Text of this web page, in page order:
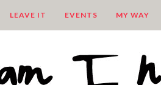
LEAVE IT EVENTS MY WAY